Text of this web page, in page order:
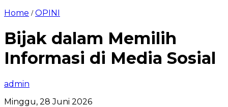
Home /OPINI
Bijak dalam Memilih
Informasi di Media Sosial
admin
Minggu, 28 Juni 2026